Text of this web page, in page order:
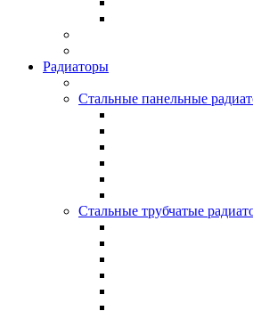
Радиаторы
Стальные панельные
Стальные трубчатые